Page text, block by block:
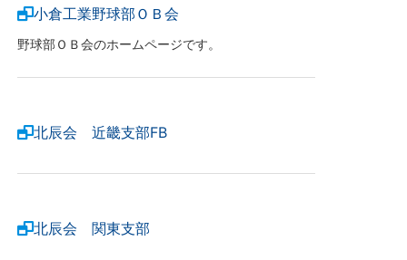
小倉工業野球部ＯＢ会
野球部ＯＢ会のホームページです。
北辰会 近畿支部FB
北辰会 関東支部